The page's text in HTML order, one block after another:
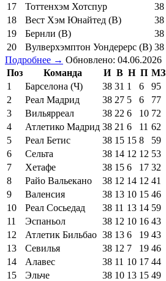
17
Тоттенхэм Хотспур 38
18
Вест Хэм Юнайтед (В) 38
19
Бернли (В) 38
20
Вулверхэмптон Уондерерс (В) 38
Подробнее → Обновлено: 04.06.2026
Поз
Команда И В Н П МЗ
1
Барселона (Ч) 38 31 1 6 95
2
Реал Мадрид 38 27 5 6 77
3
Вильярреал 38 22 6 10 72
4
Атлетико Мадрид 38 21 6 11 62
5
Реал Бетис 38 15 15 8 59
6
Сельта 38 14 12 12 53
7
Хетафе 38 15 6 17 32
8
Райо Вальекано 38 12 14 12 41
9
Валенсия 38 13 10 15 46
10
Реал Сосьедад 38 11 13 14 59
11
Эспаньол 38 12 10 16 43
12
Атлетик Бильбао 38 13 6 19 43
13
Севилья 38 12 7 19 46
14
Алавес 38 11 10 17 44
15
Эльче 38 10 13 15 49